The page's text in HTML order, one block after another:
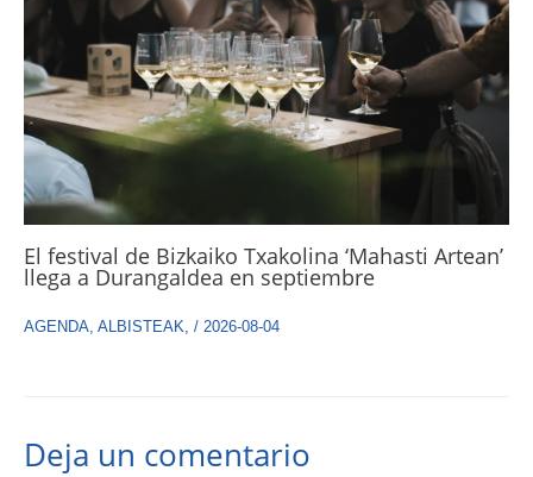
El festival de Bizkaiko Txakolina ‘Mahasti Artean’
llega a Durangaldea en septiembre
AGENDA ALBISTEAK / 2026-08-04
Deja un comentario